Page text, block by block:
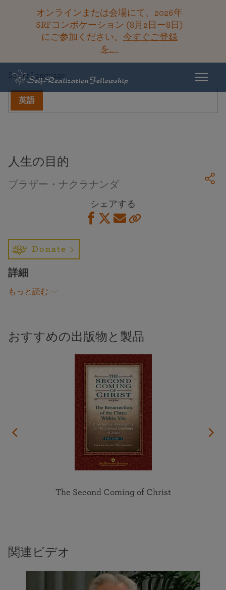
オンラインまたは会場にて、2026年
SRFコンボケーション (8月2日ー8日)
にご参加ください。 今すぐご登録
を。
ライブラリーに戻る
Select Language
英語
人生の目的
ブラザー・ナクラナンダ
シェアする
Donate
詳細
もっと読む
おすすめの出版物と製品
The Second Coming of Christ
関連ビデオ